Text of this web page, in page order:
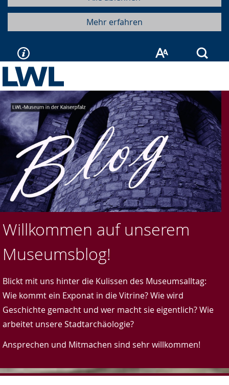
Mehr erfahren
Willkommen auf unserem
Museumsblog!
Blickt mit uns hinter die Kulissen des Museumsalltag:
Wie kommt ein Exponat in die Vitrine? Wie wird
Geschichte gemacht und wer macht sie eigentlich? Wie
arbeitet unsere Stadtarchäologie?
Ansprechen und Mitmachen sind sehr willkommen!